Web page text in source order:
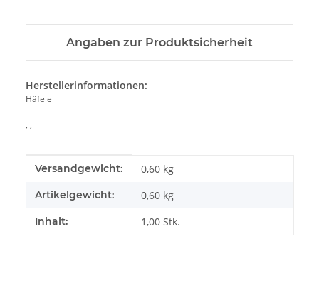
Angaben zur Produktsicherheit
Herstellerinformationen:
Häfele
, ,
Produkteigenschaft
Wert
Versandgewicht: 0,60 kg
Artikelgewicht: 0,60 kg
Inhalt: 1,00 Stk.